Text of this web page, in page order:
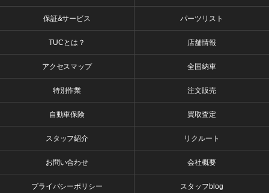
保証&サービス パーツリスト
TUCとは？ 店舗情報
アクセスマップ 全国納車
特別作業 注文販売
自動車保険 買取査定
スタッフ紹介 リクルート
お問い合わせ 会社概要
プライバシーポリシー スタッフblog